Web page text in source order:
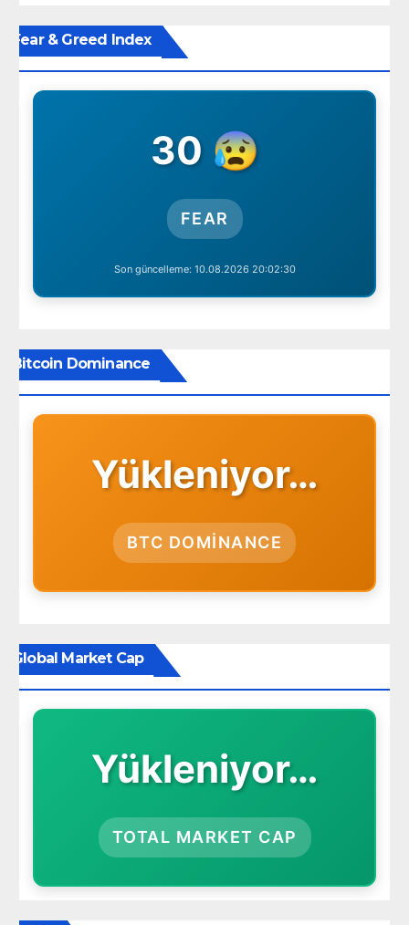
Fear & Greed Index
30 😰
FEAR
Son güncelleme: 10.08.2026 20:02:30
Bitcoin Dominance
Yükleniyor…
BTC DOMINANCE
Global Market Cap
Yükleniyor…
TOTAL MARKET CAP